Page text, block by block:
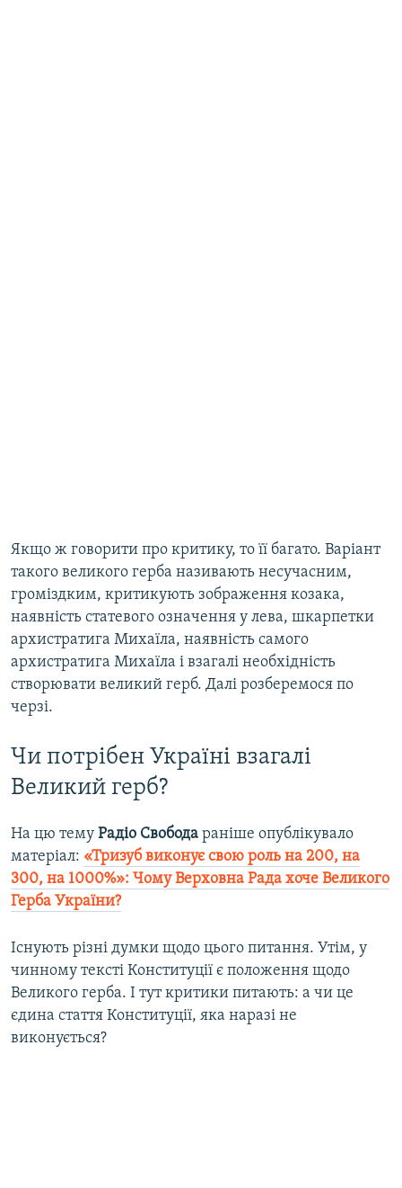
Якщо ж говорити про критику, то її багато. Варіант
такого великого герба називають несучасним,
громіздким, критикують зображення козака,
наявність статевого означення у лева, шкарпетки
архистратига Михаїла, наявність самого
архистратига Михаїла і взагалі необхідність
створювати великий герб. Далі розберемося по
черзі.
Чи потрібен Україні взагалі
Великий герб?
На цю тему Радіо Свобода раніше опублікувало
матеріал: «Тризуб виконує свою роль на 200, на
300, на 1000%»: Чому Верховна Рада хоче Великого
Герба України?
Існують різні думки щодо цього питання. Утім, у
чинному тексті Конституції є положення щодо
Великого герба. І тут критики питають: а чи це
єдина стаття Конституції, яка наразі не
виконується?